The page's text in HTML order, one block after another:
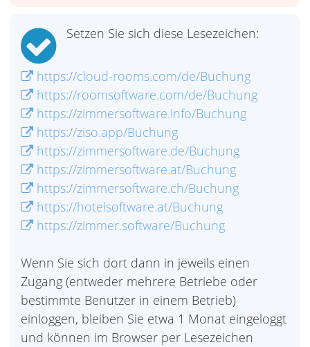
Setzen Sie sich diese Lesezeichen:
https://cloud-rooms.com/de/Buchung
https://roomsoftware.com/de/Buchung
https://zimmersoftware.info/Buchung
https://ziso.app/Buchung
https://zimmersoftware.de/Buchung
https://zimmersoftware.at/Buchung
https://zimmersoftware.ch/Buchung
https://hotelsoftware.at/Buchung
https://zimmer.software/Buchung
Wenn Sie sich dort dann in jeweils einen
Zugang (entweder mehrere Betriebe oder
bestimmte Benutzer in einem Betrieb)
einloggen, bleiben Sie etwa 1 Monat eingeloggt
und können im Browser per Lesezeichen